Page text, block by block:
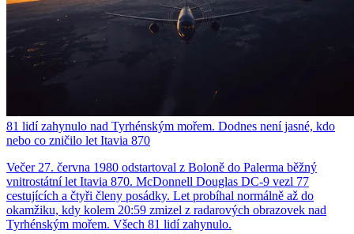
81 lidí zahynulo nad Tyrhénským mořem. Dodnes není jasné, kdo
nebo co zničilo let Itavia 870
Večer 27. června 1980 odstartoval z Boloně do Palerma běžný
vnitrostátní let Itavia 870. McDonnell Douglas DC-9 vezl 77
cestujících a čtyři členy posádky. Let probíhal normálně až do
okamžiku, kdy kolem 20:59 zmizel z radarových obrazovek nad
Tyrhénským mořem. Všech 81 lidí zahynulo.